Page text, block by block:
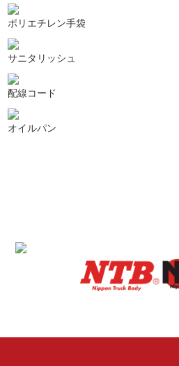
ポリエチレン手袋
サニタリッシュ
配線コード
オイルパン